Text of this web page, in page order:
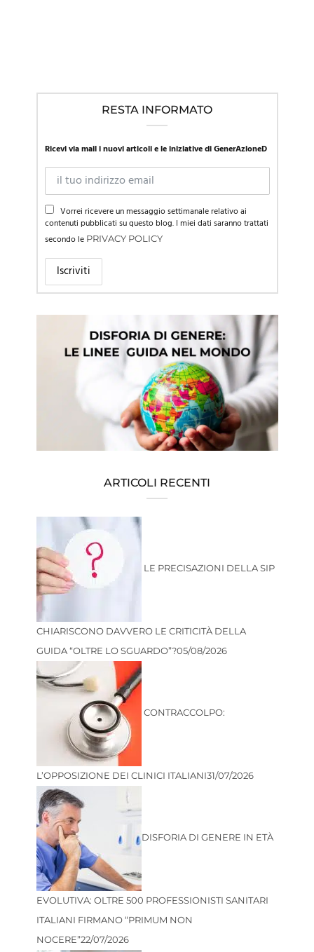
RESTA INFORMATO
Ricevi via mail i nuovi articoli e le iniziative di GenerAzioneD
Vorrei ricevere un messaggio settimanale relativo ai
contenuti pubblicati su questo blog. I miei dati saranno trattati
secondo le PRIVACY POLICY
ARTICOLI RECENTI
LE PRECISAZIONI DELLA SIP
CHIARISCONO DAVVERO LE CRITICITÀ DELLA
GUIDA “OLTRE LO SGUARDO”?05/08/2026
CONTRACCOLPO:
L’OPPOSIZIONE DEI CLINICI ITALIANI31/07/2026
DISFORIA DI GENERE IN ETÀ
EVOLUTIVA: OLTRE 500 PROFESSIONISTI SANITARI
ITALIANI FIRMANO “PRIMUM NON
NOCERE”22/07/2026